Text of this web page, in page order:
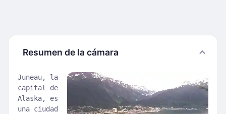
Resumen de la cámara
Juneau, la
capital de
Alaska, es
una ciudad